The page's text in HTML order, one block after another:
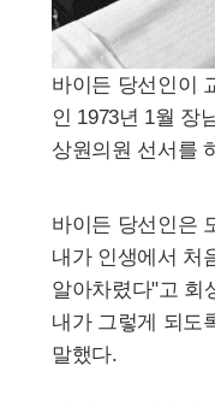
바이든 당선인이
인 1973년 1월 장
상원의원 선서를
바이든 당선인은
내가 인생에서 처
알아차렸다"고 회
내가 그렇게 되도
말했다.